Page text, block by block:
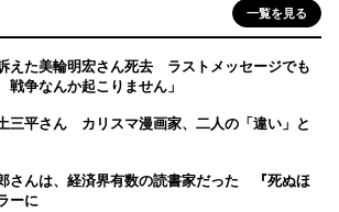
一覧を見る
えた美輪明宏さん死去 ラストメッセージでも
争なんか起こりません」
三平さん カリスマ漫画家、二人の「違い」と
さんは、経済界有数の読書家だった 『死ぬほ
ーに